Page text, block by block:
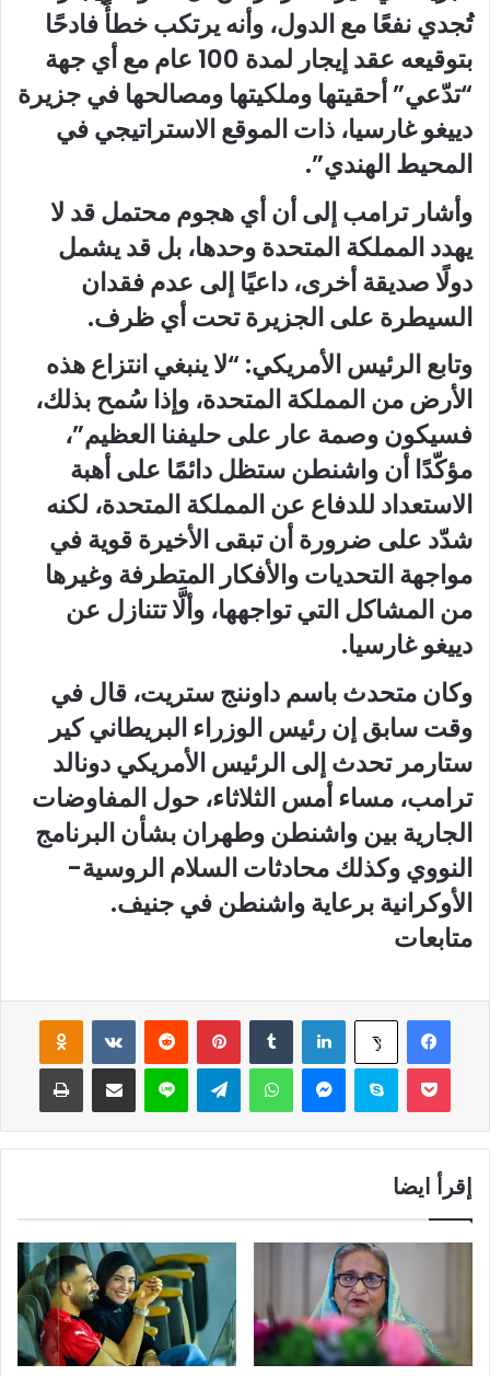
تُجدي نفعًا مع الدول، وأنه يرتكب خطأً فادحًا
بتوقيعه عقد إيجار لمدة 100 عام مع أي جهة
“تدّعي” أحقيتها وملكيتها ومصالحها في جزيرة
دييغو غارسيا، ذات الموقع الاستراتيجي في
المحيط الهندي”.
وأشار ترامب إلى أن أي هجوم محتمل قد لا
يهدد المملكة المتحدة وحدها، بل قد يشمل
دولًا صديقة أخرى، داعيًا إلى عدم فقدان
السيطرة على الجزيرة تحت أي ظرف.
وتابع الرئيس الأمريكي: “لا ينبغي انتزاع هذه
الأرض من المملكة المتحدة، وإذا سُمح بذلك،
فسيكون وصمة عار على حليفنا العظيم”،
مؤكّدًا أن واشنطن ستظل دائمًا على أهبة
الاستعداد للدفاع عن المملكة المتحدة، لكنه
شدّد على ضرورة أن تبقى الأخيرة قوية في
مواجهة التحديات والأفكار المتطرفة وغيرها
من المشاكل التي تواجهها، وألَّا تتنازل عن
دييغو غارسيا.
وكان متحدث باسم داوننج ستريت، قال في
وقت سابق إن رئيس الوزراء البريطاني كير
ستارمر تحدث إلى الرئيس الأمريكي دونالد
ترامب، مساء أمس الثلاثاء، حول المفاوضات
الجارية بين واشنطن وطهران بشأن البرنامج
النووي وكذلك محادثات السلام الروسية-
الأوكرانية برعاية واشنطن في جنيف.
متابعات
فيسبوك ‫X لينكدإن بينتيريست
سكايب واتساب لاين
إقرأ ايضا